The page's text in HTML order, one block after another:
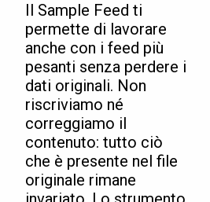
Il Sample Feed ti
permette di lavorare
anche con i feed più
pesanti senza perdere i
dati originali. Non
riscriviamo né
correggiamo il
contenuto: tutto ciò
che è presente nel file
originale rimane